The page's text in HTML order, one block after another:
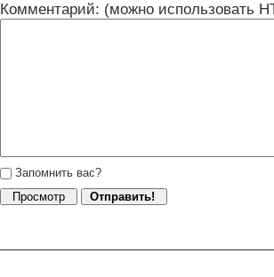
Комментарий: (можно использовать
Запомнить вас?